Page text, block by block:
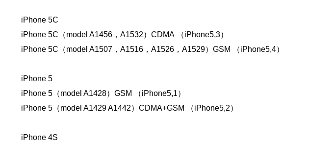
iPhone 5C
iPhone 5C（model A1456，A1532）CDMA （iPhone5,3）
iPhone 5C（model A1507，A1516，A1526，A1529）GSM （iPhone5,4）
iPhone 5
iPhone 5（model A1428）GSM （iPhone5,1）
iPhone 5（model A1429 A1442）CDMA+GSM （iPhone5,2）
iPhone 4S